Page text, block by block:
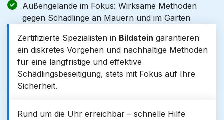
Außengelände im Fokus: Wirksame Methoden
gegen Schädlinge an Mauern und im Garten
Zertifizierte Spezialisten in Bildstein garantieren
ein diskretes Vorgehen und nachhaltige Methoden
für eine langfristige und effektive
Schädlingsbeseitigung, stets mit Fokus auf Ihre
Sicherheit.
Rund um die Uhr erreichbar – schnelle Hilfe